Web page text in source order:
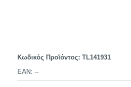
Κωδικός Προϊόντος: TL141931
EAN: --